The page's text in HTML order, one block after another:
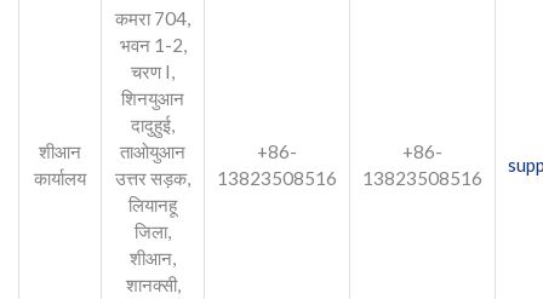
शीआन
कार्यालय
कमरा 704,
भवन 1-2,
चरण I,
शिनयुआन
दादुहुई,
ताओयुआन
उत्तर सड़क,
लियानहू
जिला,
शीआन,
शानक्सी,
+86-
13823508516
+86-
13823508516